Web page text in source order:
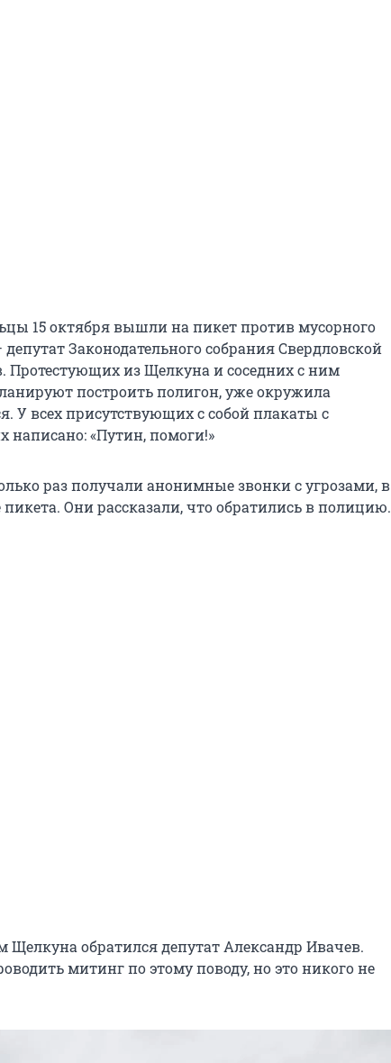
15 октября вышли на пикет против мусорного
Законодательного собрания Свердловской
Протестующих из Щелкуна и соседних с ним
построить полигон, уже окружила
У всех присутствующих с собой плакаты с
написано: «Путин, помоги!»
раз получали анонимные звонки с угрозами, в
Они рассказали, что обратились в полицию.
обратился депутат Александр Ивачев.
митинг по этому поводу, но это никого не